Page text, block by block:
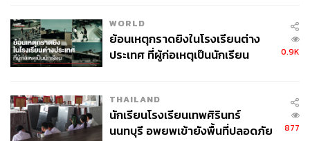
WORLD
ย้อนเหตุกราดยิงในโรงเรียนต่าง
ประเทศ ที่ผู้ก่อเหตุเป็นนักเรียน
0.9K
THAILAND
นักเรียนโรงเรียนเทพศิรินทร์
นนทบุรี อพยพเข้ายังพื้นที่ปลอดภัย
877